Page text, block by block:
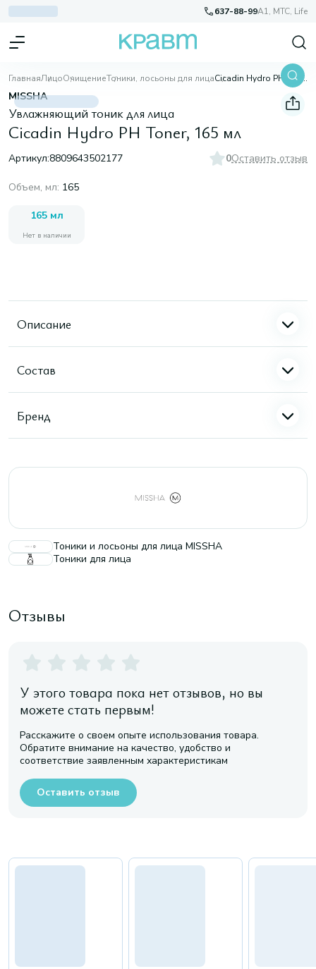
637-88-99A1, МТС, Life
ГлавнаяЛицоОчищениеТоники, лосьоны для лица Cicadin Hydro PH Toner, 165 мл
MISSHA
Увлажняющий тоник для лица
Cicadin Hydro PH Toner, 165 мл
Артикул:8809643502177 0Оставить отзыв
Объем, мл: 165
165 мл
Нет в наличии
Описание
Состав
Бренд
Тоники и лосьоны для лица MISSHA
Тоники для лица
Отзывы
У этого товара пока нет отзывов, но вы
можете стать первым!
Расскажите о своем опыте использования товара.
Обратите внимание на качество, удобство и
соответствие заявленным характеристикам
Оставить отзыв